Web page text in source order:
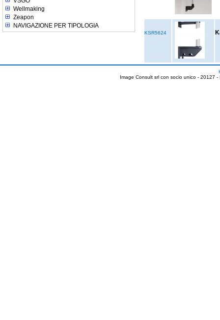
Wellmaking
Zeapon
NAVIGAZIONE PER TIPOLOGIA
KSR5624
Image Consult srl con socio unico - 20127